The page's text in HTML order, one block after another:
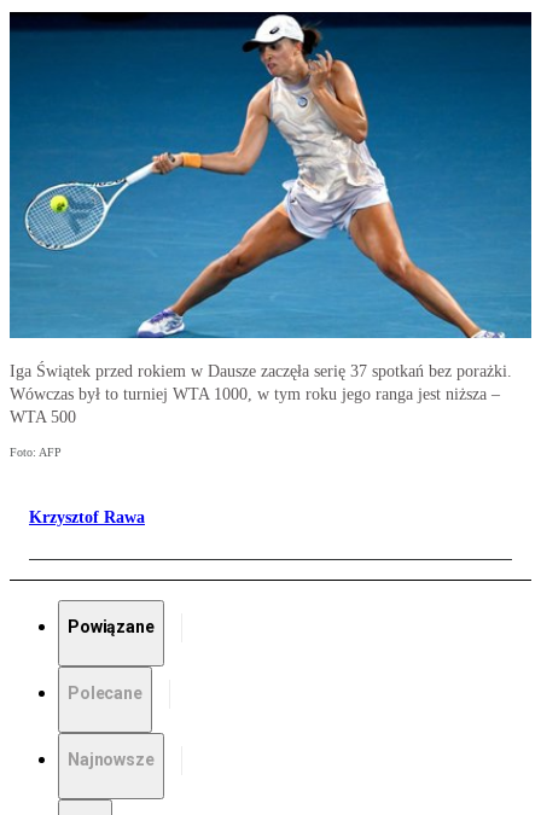
Iga Świątek przed rokiem w Dausze zaczęła serię 37 spotkań bez porażki.
Wówczas był to turniej WTA 1000, w tym roku jego ranga jest niższa –
WTA 500
Foto: AFP
Krzysztof Rawa
Powiązane
Polecane
Najnowsze